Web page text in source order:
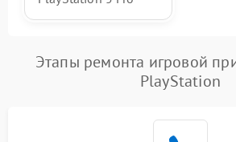
Этапы ремонта игровой
PlayStation